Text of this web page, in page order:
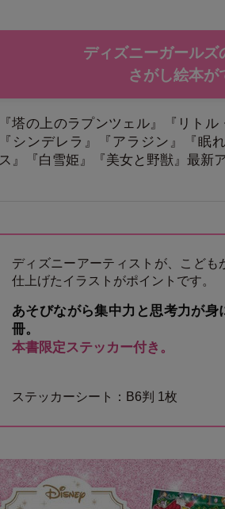
ディズニーガールズ
さがし絵本が
『塔の上のラプンツェル』『リト
『シンデレラ』『アラジン』『眠
ス』『白雪姫』『美女と野獣』最新
ディズニーアーティストが、こど
仕上げたイラストがポイントです。
あそびながら集中力と思考力が
冊。
本書限定ステッカー付き。
ステッカーシート：B6判 1枚